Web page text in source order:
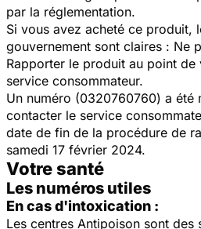
par la réglementation.
Si vous avez acheté ce produit,
gouvernement sont claires : Ne
Rapporter le produit au point de
service consommateur.
Un numéro (0320760760) a été
contacter le service
date de fin de la procédure de
samedi 17 février 2024.
Votre santé
Les numéros utiles
En cas d'intoxication :
Les centres Antipoison sont des